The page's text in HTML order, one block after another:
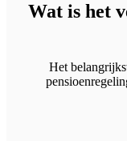
Wat is het
Het